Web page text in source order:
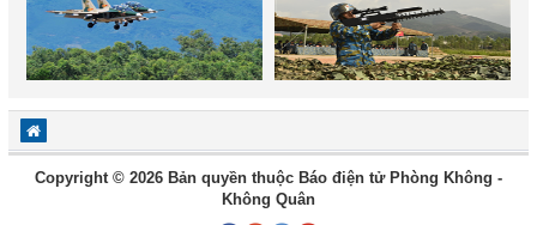
Copyright © 2026 Bản quyền thuộc Báo điện tử Phòng Không -
Không Quân